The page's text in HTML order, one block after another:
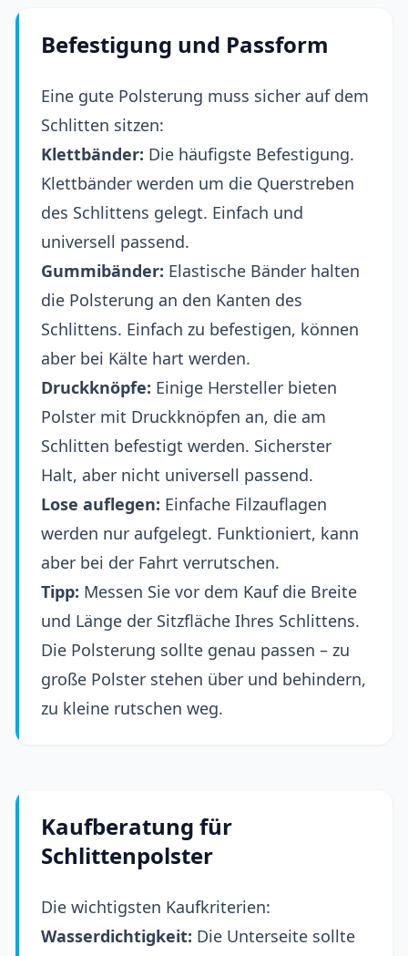
Befestigung und Passform
Eine gute Polsterung muss sicher auf dem
Schlitten sitzen:
Klettbänder: Die häufigste Befestigung.
Klettbänder werden um die Querstreben
des Schlittens gelegt. Einfach und
universell passend.
Gummibänder: Elastische Bänder halten
die Polsterung an den Kanten des
Schlittens. Einfach zu befestigen, können
aber bei Kälte hart werden.
Druckknöpfe: Einige Hersteller bieten
Polster mit Druckknöpfen an, die am
Schlitten befestigt werden. Sicherster
Halt, aber nicht universell passend.
Lose auflegen: Einfache Filzauflagen
werden nur aufgelegt. Funktioniert, kann
aber bei der Fahrt verrutschen.
Tipp: Messen Sie vor dem Kauf die Breite
und Länge der Sitzfläche Ihres Schlittens.
Die Polsterung sollte genau passen – zu
große Polster stehen über und behindern,
zu kleine rutschen weg.
Kaufberatung für
Schlittenpolster
Die wichtigsten Kaufkriterien:
Wasserdichtigkeit: Die Unterseite sollte